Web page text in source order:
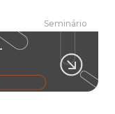
Seminário